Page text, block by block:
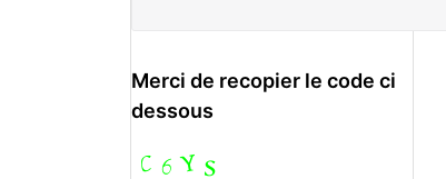
Merci de recopier le code ci
dessous